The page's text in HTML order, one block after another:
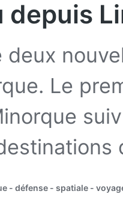
depuis
deux
Le
- défense - spatiale -